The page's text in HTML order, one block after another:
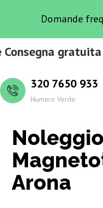
Domande
320 7650 933
Numero Verde
Noleggio
Arona